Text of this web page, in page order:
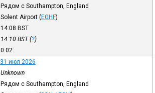
Рядом с Southampton, England
Solent Airport (EGHF)
14:08 BST
14:10 BST(?)
0:02
31 июл 2026
Unknown
Рядом с Southampton, England